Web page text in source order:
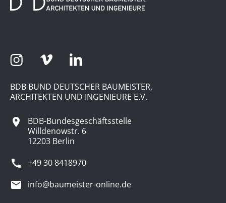
BDB BUND DEUTSCHER BAUMEISTER,
ARCHITEKTEN UND INGENIEURE E.V.
BDB-Bundesgeschäftsstelle
Willdenowstr. 6
12203 Berlin
+49 30 8418970
info@baumeister-online.de